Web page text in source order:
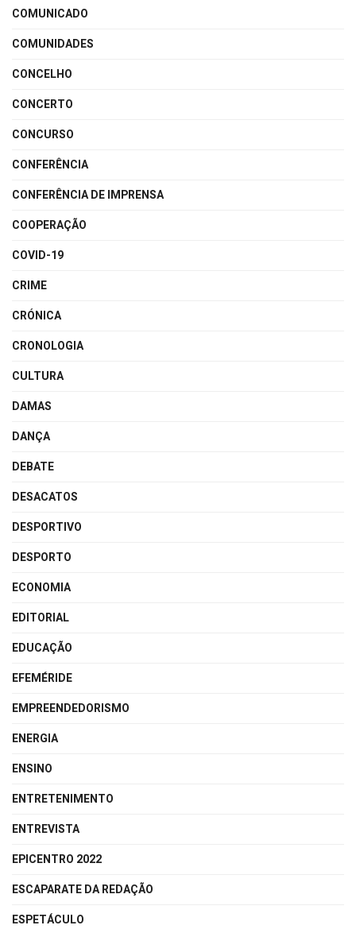
COMUNICADO
COMUNIDADES
CONCELHO
CONCERTO
CONCURSO
CONFERÊNCIA
CONFERÊNCIA DE IMPRENSA
COOPERAÇÃO
COVID-19
CRIME
CRÓNICA
CRONOLOGIA
CULTURA
DAMAS
DANÇA
DEBATE
DESACATOS
DESPORTIVO
DESPORTO
ECONOMIA
EDITORIAL
EDUCAÇÃO
EFEMÉRIDE
EMPREENDEDORISMO
ENERGIA
ENSINO
ENTRETENIMENTO
ENTREVISTA
EPICENTRO 2022
ESCAPARATE DA REDAÇÃO
ESPETÁCULO